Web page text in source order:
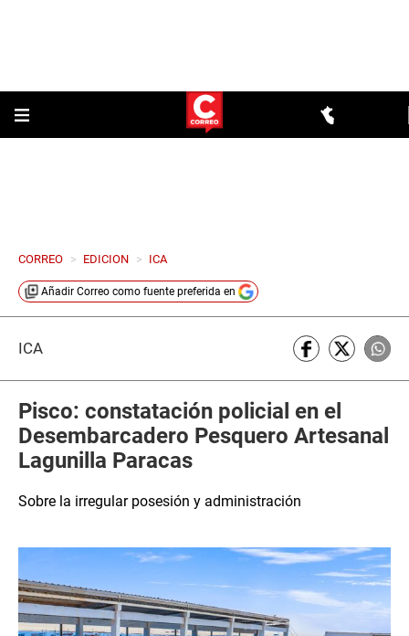
CORREO > EDICION > ICA
Añadir Correo como fuente preferida en
ICA
Pisco: constatación policial en el
Desembarcadero Pesquero Artesanal
Lagunilla Paracas
Sobre la irregular posesión y administración